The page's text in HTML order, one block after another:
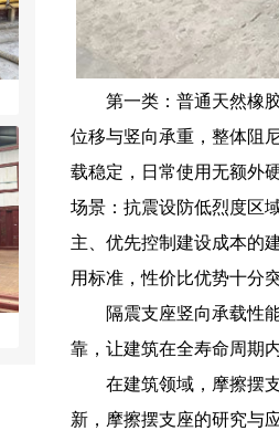
第一类：普通天然橡
位移与竖向承重，整体阻
载稳定，日常使用无额外
场景：抗震设防低烈度区
主、优先控制建设成本的
用标准，性价比优势十分
隔震支座竖向承载性
靠，让建筑在全寿命周期
在建筑领域，摩擦摆
新，摩擦摆支座的研究与